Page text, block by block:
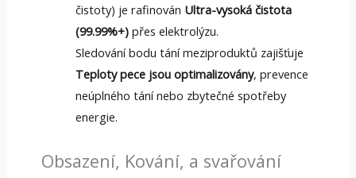
čistoty) je rafinován Ultra-vysoká čistota
(99.99%+) přes elektrolýzu.
Sledování bodu tání meziproduktů zajišťuje
Teploty pece jsou optimalizovány, prevence
neúplného tání nebo zbytečné spotřeby
energie.
Obsazení, Kování, a svařování